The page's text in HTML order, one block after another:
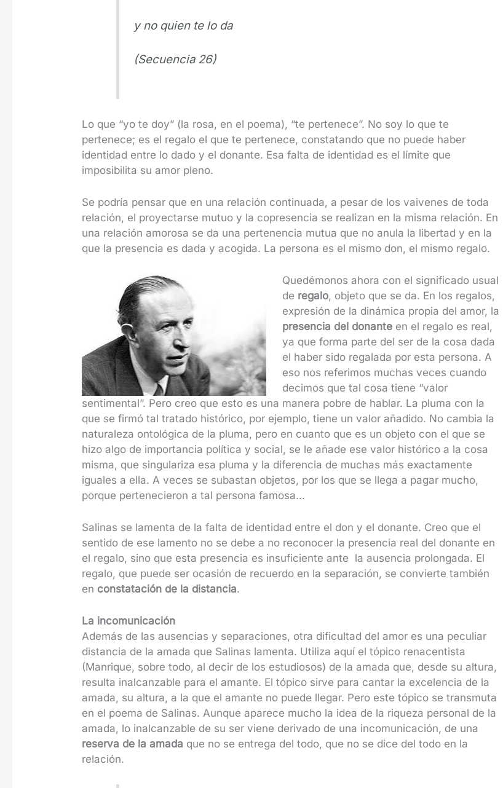
y no quien te lo da
(Secuencia 26)
Lo que “yo te doy” (la rosa, en el poema), “te pertenece”. No soy lo que te
pertenece; es el regalo el que te pertenece, constatando que no puede haber
identidad entre lo dado y el donante. Esa falta de identidad es el límite que
imposibilita su amor pleno.
Se podría pensar que en una relación continuada, a pesar de los vaivenes de toda
relación, el proyectarse mutuo y la copresencia se realizan en la misma relación. En
una relación amorosa se da una pertenencia mutua que no anula la libertad y en la
que la presencia es dada y acogida. La persona es el mismo don, el mismo regalo.
Quedémonos ahora con el significado usual
de regalo, objeto que se da. En los regalos,
expresión de la dinámica propia del amor, la
presencia del donanteen el regalo es real,
ya que forma parte del ser de la cosa dada
el haber sido regalada por esta persona. A
eso nos referimos muchas veces cuando
decimos que tal cosa tiene “valor
sentimental”. Pero creo que esto es una manera pobre de hablar. La pluma con la
que se firmó tal tratado histórico, por ejemplo, tiene un valor añadido. No cambia la
naturaleza ontológica de la pluma, pero en cuanto que es un objeto con el que se
hizo algo de importancia política y social, se le añade ese valor histórico a la cosa
misma, que singulariza esa pluma y la diferencia de muchas más exactamente
iguales a ella. A veces se subastan objetos, por los que se llega a pagar mucho,
porque pertenecieron a tal persona famosa…
Salinas se lamenta de la falta de identidad entre el don y el donante. Creo que el
sentido de ese lamento no se debe a no reconocer la presencia real del donante en
el regalo, sino que esta presencia es insuficiente ante la ausencia prolongada. El
regalo, que puede ser ocasión de recuerdo en la separación, se convierte también
en constatación de la distancia.
La incomunicación
Además de las ausencias y separaciones, otra dificultad del amor es una peculiar
distancia de la amada que Salinas lamenta. Utiliza aquí el tópico renacentista
(Manrique, sobre todo, al decir de los estudiosos) de la amada que, desde su altura,
resulta inalcanzable para el amante. El tópico sirve para cantar la excelencia de la
amada, su altura, a la que el amante no puede llegar. Pero este tópico se transmuta
en el poema de Salinas. Aunque aparece mucho la idea de la riqueza personal de la
amada, lo inalcanzable de su ser viene derivado de una incomunicación, de una
reserva de la amada que no se entrega del todo, que no se dice del todo en la
relación.